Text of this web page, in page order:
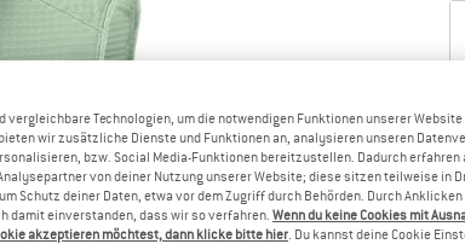
vergleichbare Technologien, um die notwendigen Funktionen unserer Website
wir zusätzliche Dienste und Funktionen an, analysieren unseren
bzw. Social Media-Funktionen bereitzustellen. Dadurch erfahren
von deiner Nutzung unserer Website; diese sitzen teilweise in
Schutz deiner Daten, etwa vor dem Zugriff durch Behörden. Durch Anklicken
damit einverstanden, dass wir so verfahren. Wenn du keine Cookies mit
akzeptieren möchtest, dann klicke bitte hier. Du kannst deine Cookie